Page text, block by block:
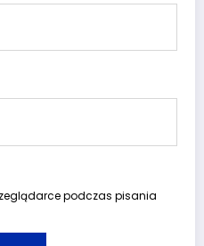
podczas pisania